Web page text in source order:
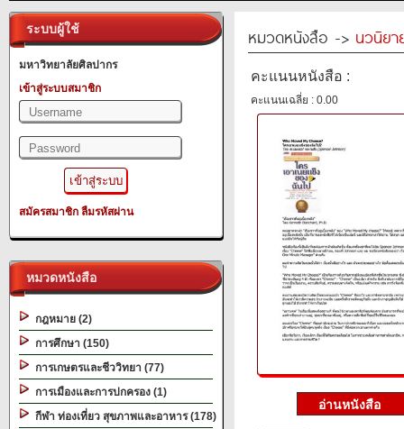
ระบบผู้ใช้
มหาวิทยาลัยศิลปากร
เข้าสู่ระบบสมาชิก
สมัครสมาชิก ลืมรหัสผ่าน
หมวดหนังสือ
กฎหมาย (2)
การศึกษา (150)
การเกษตรและชีววิทยา (77)
การเมืองและการปกครอง (1)
กีฬา ท่องเที่ยว สุขภาพและอาหาร (178)
หมวดหนังสือ -> นวนิยา
คะแนนหนังสือ :
คะแนนเฉลี่ย : 0.00